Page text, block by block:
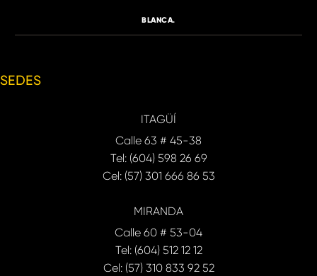
BLANCA.
SEDES
ITAGÜÍ
Calle 63 # 45-38
Tel: (604) 598 26 69
Cel: (57) 301 666 86 53
MIRANDA
Calle 60 # 53-04
Tel: (604) 512 12 12
Cel: (57) 310 833 92 52